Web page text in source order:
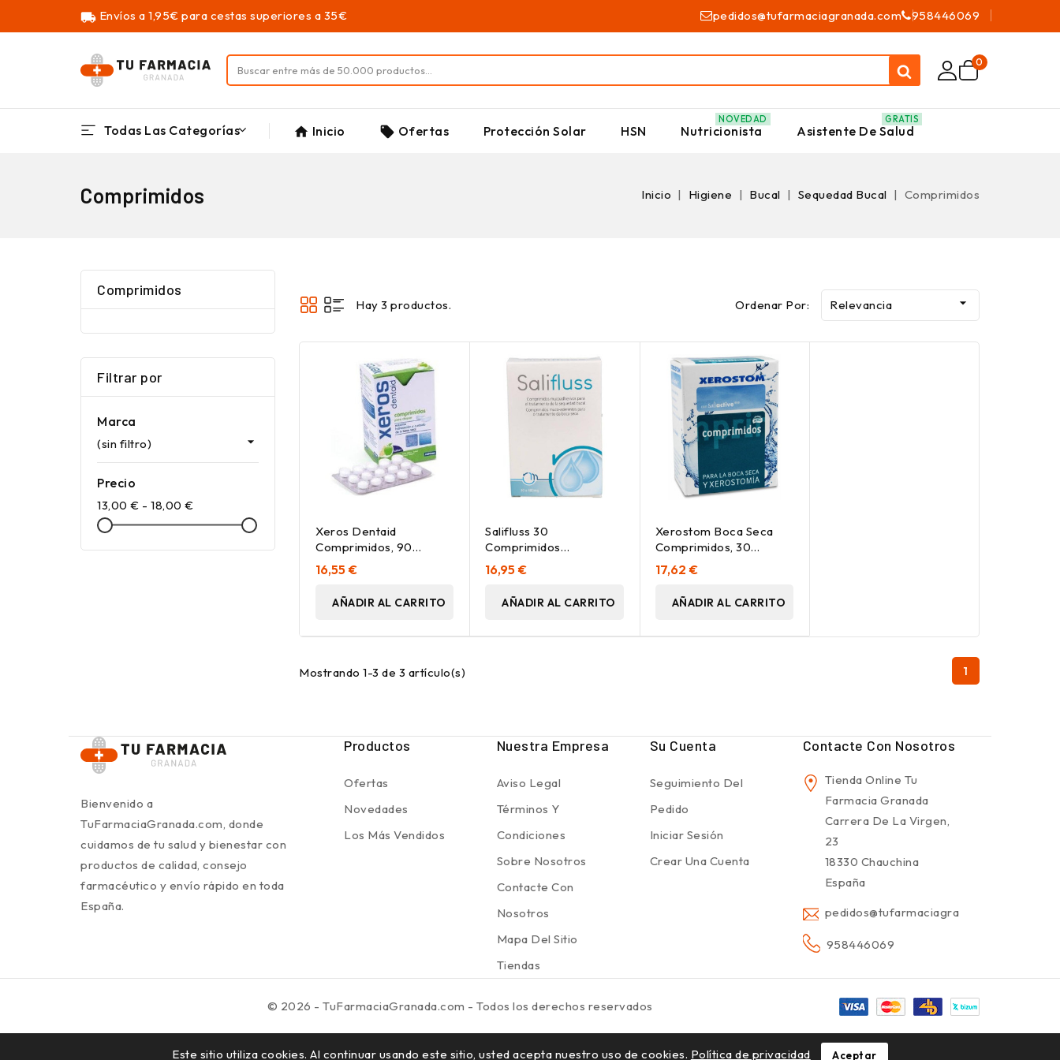
local_shipping Envíos a 1,95€ para cestas superiores a 35€ pedidos@tufarmaciagranada.com 958446069
0
Todas Las Categorías home Inicio local_offer Ofertas Protección Solar HSN Nutricionista
NOVEDAD
Asistente De Salud
GRATIS
Comprimidos Inicio Higiene Bucal Sequedad Bucal Comprimidos
Comprimidos
Filtrar por
Marca
(sin filtro) 
Precio
13,00 € - 18,00 €
Hay 3 productos. Ordenar Por: Relevancia 
Xeros Dentaid
Comprimidos, 90
Comprimidos
16,55 €
AÑADIR AL CARRITO
Salifluss 30
Comprimidos
Mucoadhesivos
16,95 €
AÑADIR AL CARRITO
Xerostom Boca Seca
Comprimidos, 30
Comprimidos
17,62 €
AÑADIR AL CARRITO
Mostrando 1-3 de 3 artículo(s) 1
Bienvenido a
TuFarmaciaGranada.com, donde
cuidamos de tu salud y bienestar con
productos de calidad, consejo
farmacéutico y envío rápido en toda
España.
Productos
Ofertas
Novedades
Los Más Vendidos
Nuestra Empresa
Aviso Legal
Términos Y
Condiciones
Sobre Nosotros
Contacte Con
Nosotros
Mapa Del Sitio
Tiendas
Su Cuenta
Seguimiento Del
Pedido
Iniciar Sesión
Crear Una Cuenta
Contacte Con Nosotros
Tienda Online Tu
Farmacia Granada
Carrera De La Virgen,
23
18330 Chauchina
España
pedidos@tufarmaciagranada.com
958446069
Este sitio utiliza cookies. Al continuar usando este sitio, usted acepta nuestro uso de cookies. Política de privacidad Aceptar
© 2026 - TuFarmaciaGranada.com - Todos los derechos reservados